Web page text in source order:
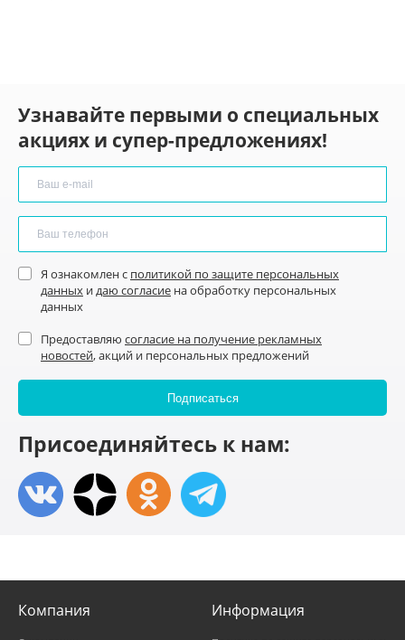
Узнавайте первыми о специальных
акциях и супер-предложениях!
Я ознакомлен с политикой по защите персональных
данных идаю согласие на обработку персональных
данных
Предоставляю согласие на получение рекламных
новостей, акций и персональных предложений
Присоединяйтесь к нам:
Компания Информация